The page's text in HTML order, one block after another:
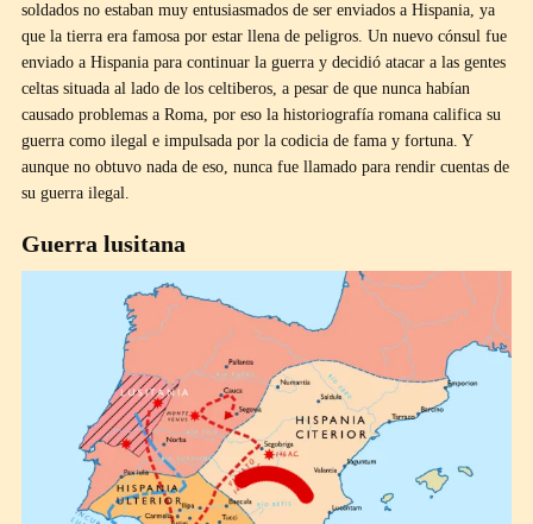
soldados no estaban muy entusiasmados de ser enviados a Hispania, ya
que la tierra era famosa por estar llena de peligros. Un nuevo cónsul fue
enviado a Hispania para continuar la guerra y decidió atacar a las gentes
celtas situada al lado de los celtiberos, a pesar de que nunca habían
causado problemas a Roma, por eso la historiografía romana califica su
guerra como ilegal e impulsada por la codicia de fama y fortuna. Y
aunque no obtuvo nada de eso, nunca fue llamado para rendir cuentas de
su guerra ilegal.
Guerra lusitana